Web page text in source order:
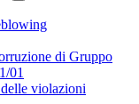
di Gruppo
01
violazioni